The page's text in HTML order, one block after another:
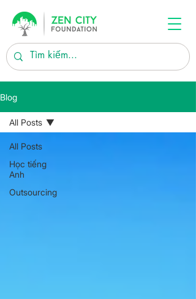
Blog
All Posts
Học tiếng
Anh
Outsourcing
All Posts